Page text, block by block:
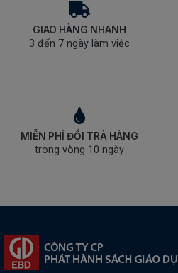
GIAO HÀNG NHANH
3 đến 7 ngày làm việc
MIỄN PHÍ ĐỔI TRẢ HÀNG
trong vòng 10 ngày